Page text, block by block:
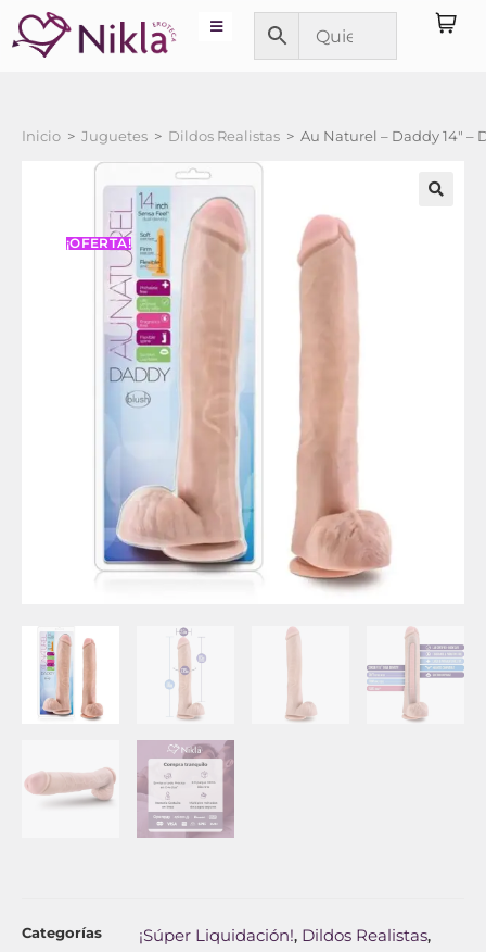
Inicio > Juguetes > Dildos Realistas > Au Naturel – Daddy 14″ –
¡OFERTA!
Categorías ¡Súper Liquidación!, Dildos Realistas,